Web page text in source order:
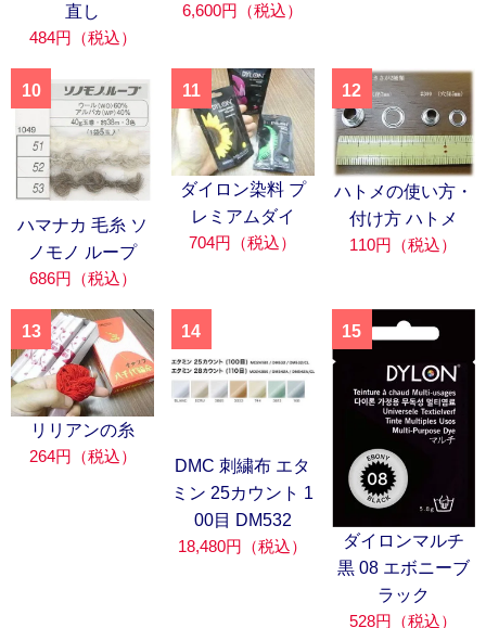
直し
484円（税込）
6,600円（税込）
10
ハマナカ 毛糸 ソ
ノモノ ループ
686円（税込）
11
ダイロン染料 プ
レミアムダイ
704円（税込）
12
ハトメの使い方・
付け方 ハトメ
110円（税込）
13
リリアンの糸
264円（税込）
14
DMC 刺繍布 エタ
ミン 25カウント 1
00目 DM532
18,480円（税込）
15
ダイロンマルチ
黒 08 エボニーブ
ラック
528円（税込）